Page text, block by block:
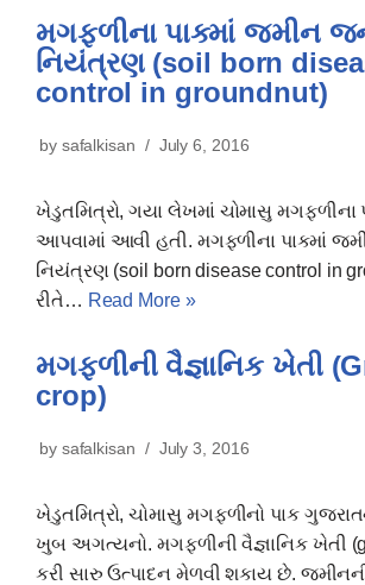
મગફળીના પાક્માં જમીન
નિયંત્રણ (soil born
control in groundnut)
by safalkisan July 6, 2016
ખેડુતમિત્રો, ગયા લેખમાં ચોમાસુ મગફળીના
આપવામાં આવી હતી. મગફળીના પાક્માં
નિયંત્રણ (soil born disease control in
રીતે… Read More »
મગફળીની વૈજ્ઞાનિક ખેતી
crop)
by safalkisan July 3, 2016
ખેડુતમિત્રો, ચોમાસુ મગફળીનો પાક
ખુબ અગત્યનો. મગફળીની વૈજ્ઞાનિક ખેતી
કરી સારુ ઉત્પાદન મેળવી શકાય છે.